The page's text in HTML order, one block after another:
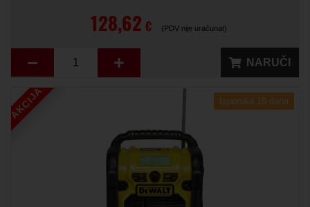
128,62 € (PDV nije uračunat)
NARUČI
AKCIJA Isporuka 10 dana